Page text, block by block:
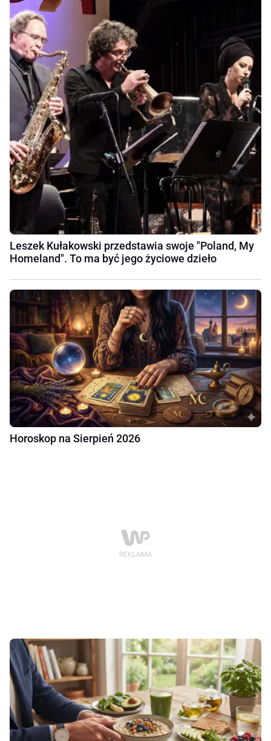
Leszek Kułakowski przedstawia swoje "Poland, My
Homeland". To ma być jego życiowe dzieło
Horoskop na Sierpień 2026